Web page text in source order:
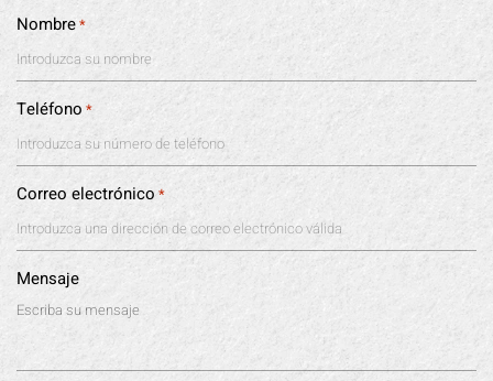
Nombre*
Teléfono *
Correo electrónico *
Mensaje